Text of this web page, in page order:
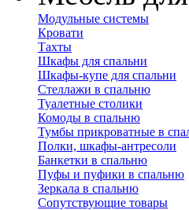
Модульные системы
Кровати
Тахты
Шкафы для спальни
Шкафы-купе для спальни
Стеллажи в спальню
Туалетные столики
Комоды в спальню
Тумбы прикроватные в
Полки, шкафы-антресоли
Банкетки в спальню
Пуфы и пуфики в спальню
Зеркала в спальню
Сопутствующие товары